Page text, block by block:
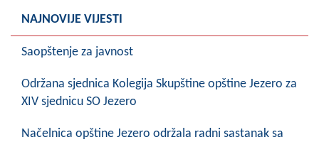
Geoistraživanja
Poljoprivreda
Turizam
NAJNOVIJE VIJESTI
Saopštenje za javnost
Održana sjednica Kolegija Skupštine opštine Jezero za
XIV sjednicu SO Jezero
Načelnica opštine Jezero održala radni sastanak sa